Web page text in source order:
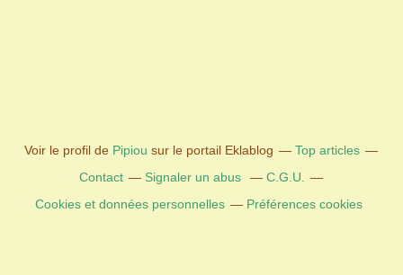
Voir le profil de Pipiou sur le portail Eklablog
Top articles
Contact
Signaler un abus
C.G.U.
Cookies et données personnelles
Préférences cookies